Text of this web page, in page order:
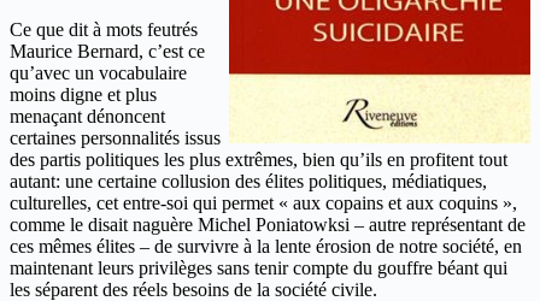
Ce que dit à mots feutrés
Maurice Bernard, c’est ce
qu’avec un vocabulaire
moins digne et plus
menaçant dénoncent
certaines personnalités issus
des partis politiques les plus extrêmes, bien qu’ils en profitent tout
autant: une certaine collusion des élites politiques, médiatiques,
culturelles, cet entre-soi qui permet « aux copains et aux coquins »,
comme le disait naguère Michel Poniatowksi – autre représentant de
ces mêmes élites – de survivre à la lente érosion de notre société, en
maintenant leurs privilèges sans tenir compte du gouffre béant qui
les séparent des réels besoins de la société civile.